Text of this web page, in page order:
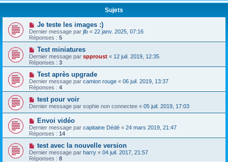
Sujets
Je teste les images :)
Dernier message par jlb « 22 janv. 2025, 07:16
Réponses : 5
Test miniatures
Dernier message par spproust « 12 juil. 2019, 12:35
Réponses : 3
Test après upgrade
Dernier message par camion rouge « 06 juil. 2019, 13:37
Réponses : 4
test pour voir
Dernier message par sophie non connectee « 05 juil. 2019, 17:03
Envoi vidéo
Dernier message par capitaine Dédé « 24 mars 2019, 21:47
Réponses : 14
test avec la nouvelle version
Dernier message par harry « 04 juil. 2017, 21:57
Réponses : 8